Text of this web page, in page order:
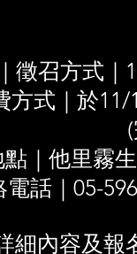
徵召方式｜
方式｜於
完成繳
｜他里霧
電話｜05-
細內容及報